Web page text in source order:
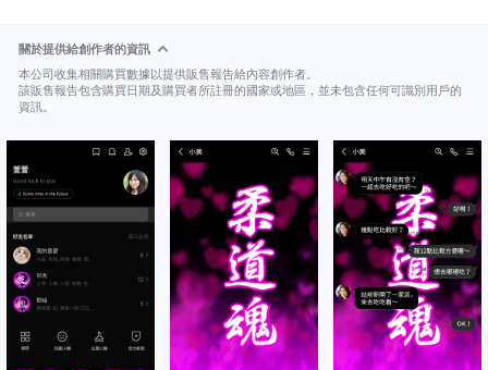
關於提供給創作者的資訊
本公司收集相關購買數據以提供販售報告給內容創作者。
該販售報告包含購買日期及購買者所註冊的國家或地區，並未包含任何可識別用戶的
資訊。